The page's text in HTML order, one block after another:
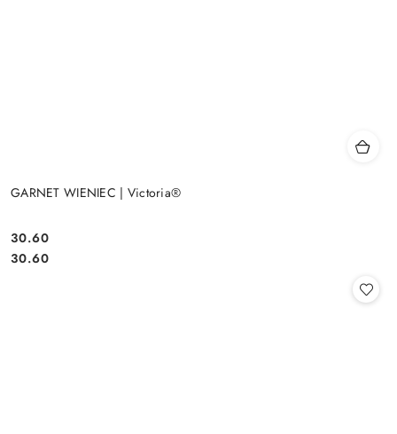
GARNET WIENIEC | Victoria®
Cena:
30.60
Cena:
30.60